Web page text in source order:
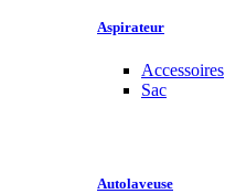
Aspirateur
Accessoires
Sac
Autolaveuse